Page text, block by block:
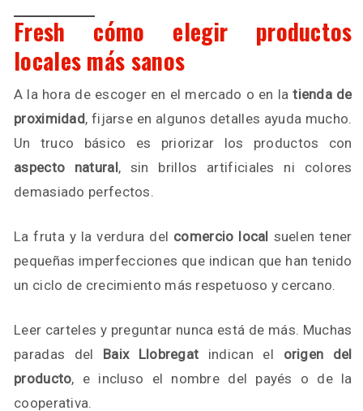
Fresh cómo elegir productos
locales más sanos
A la hora de escoger en el mercado o en latienda de
proximidad, fijarse en algunos detalles ayuda mucho.
Un truco básico es priorizar los productos con
aspecto natural, sin brillos artificiales ni colores
demasiado perfectos.
La fruta y la verdura del comercio local suelen tener
pequeñas imperfecciones que indican que han tenido
un ciclo de crecimiento más respetuoso y cercano.
Leer carteles y preguntar nunca está de más. Muchas
paradas del Baix Llobregat indican el origen del
producto, e incluso el nombre del payés o de la
cooperativa.